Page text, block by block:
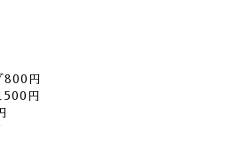
800円
円